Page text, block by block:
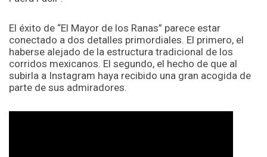
El éxito de “El Mayor de los Ranas” parece estar
conectado a dos detalles primordiales. El primero, el
haberse alejado de la estructura tradicional de los
corridos mexicanos. El segundo, el hecho de que al
subirla a Instagram haya recibido una gran acogida de
parte de sus admiradores.